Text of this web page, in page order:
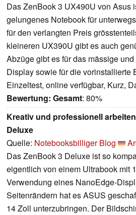
Das ZenBook 3 UX490U von Asus
gelungenes Notebook für
für den verlangten Preis
kleineren UX390U gibt es auch
Abzüge gibt es für das mässige
Display sowie für die vorinstallierte
Einzeltest, online verfügbar, Kurz,
Bewertung: Gesamt: 80%
Kreativ und professionell
Deluxe
Quelle: Notebooksbilliger Blog
Das ZenBook 3 Deluxe ist so
eigentlich von einem Ultrabook mit
Verwendung eines NanoEdge-
Seitenrändern hat es ASUS
14 Zoll unterzubringen. Der